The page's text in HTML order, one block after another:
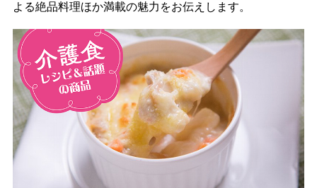
よる絶品料理ほか満載の魅力をお伝えします。